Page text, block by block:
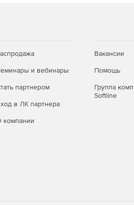
и вебинары
партнером
в ЛК партнера
компании
Вакансии
Помощь
Группа
Softline